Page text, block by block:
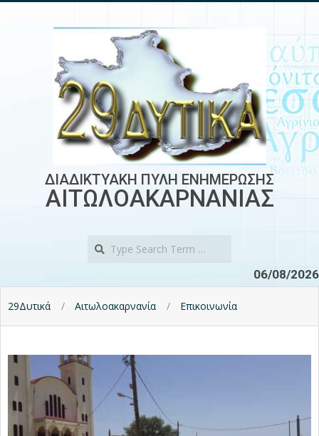
ΔΙΑΔΙΚΤΥΑΚΗ ΠΥΛΗ ΕΝΗΜΕΡΩΣΗΣ
ΑΙΤΩΛΟΑΚΑΡΝΑΝΙΑΣ
06/08/2026
29Δυτικά Αιτωλοακαρνανία Επικοινωνία